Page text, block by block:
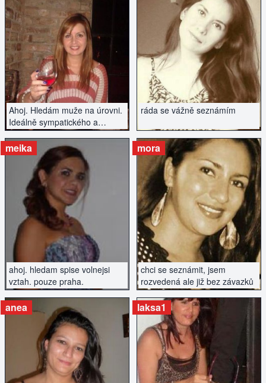
Ahoj. Hledám muže na úrovni.
Ideálně sympatického a
vysokého nekuřáka.
ZOBRAZIT INZERÁT
ráda se vážně seznámím
ZOBRAZIT INZERÁT
ahoj. hledam spise volnejsi
vztah. pouze praha.
meika
ZOBRAZIT INZERÁT
chci se seznámit, jsem
rozvedená ale již bez závazků
mora
ZOBRAZIT INZERÁT
anea
ZOBRAZIT INZERÁT
laksa1
ZOBRAZIT INZERÁT